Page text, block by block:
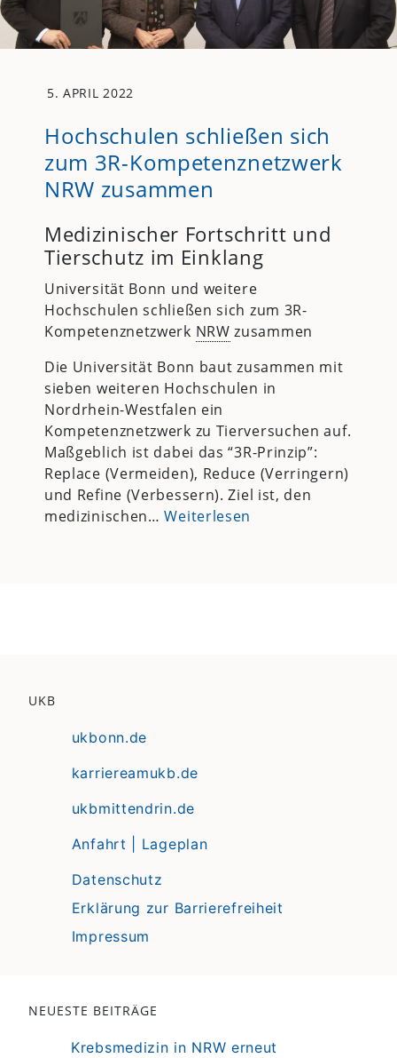
5. APRIL 2022
Hochschulen schließen sich
zum 3R-Kompetenznetzwerk
NRW zusammen
Medizinischer Fortschritt und
Tierschutz im Einklang
Universität Bonn und weitere
Hochschulen schließen sich zum 3R-
Kompetenznetzwerk NRW zusammen
Die Universität Bonn baut zusammen mit
sieben weiteren Hochschulen in
Nordrhein-Westfalen ein
Kompetenznetzwerk zu Tierversuchen auf.
Maßgeblich ist dabei das “3R-Prinzip”:
Replace (Vermeiden), Reduce (Verringern)
und Refine (Verbessern). Ziel ist, den
medizinischen…Weiterlesen
UKB
ukbonn.de
karriereamukb.de
ukbmittendrin.de
Anfahrt | Lageplan
Datenschutz
Erklärung zur Barrierefreiheit
Impressum
NEUESTE BEITRÄGE
Krebsmedizin in NRW erneut